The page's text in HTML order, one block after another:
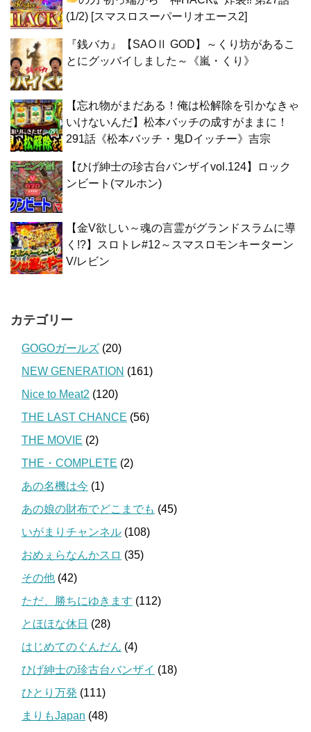
(1/2) [スマスロスーパーリオエース2]
『銭バカ』【SAOⅡ GOD】～くり坊があるこ
とにグッバイしました～《嵐・くり》
【忘れ物がまだある！俺は松解除を引かなきゃ
いけないんだ】松本バッチの成すがままに！
291話《松本バッチ・鬼Dイッチー》吉宗
【ひげ紳士の珍古台バンザイvol.124】ロック
ンビート(マルホン)
【金V欲しい～魂の言霊がグランドスラムに導
く!?】スロトレ#12～スマスロモンキーターン
V/レビン
カテゴリー
GOGOガールズ (20)
NEW GENERATION (161)
Nice to Meat2 (120)
THE LAST CHANCE (56)
THE MOVIE (2)
THE・COMPLETE (2)
あの名機は今 (1)
あの娘の財布でどこまでも (45)
いがまりチャンネル (108)
おめぇらなんかスロ (35)
その他 (42)
ただ、勝ちにゆきます (112)
とほほな休日 (28)
はじめてのぐんだん (4)
ひげ紳士の珍古台バンザイ (18)
ひとり万発 (111)
まりもJapan (48)